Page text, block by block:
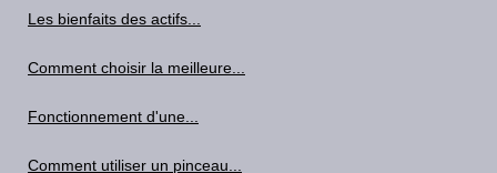
Les bienfaits des actifs...
Comment choisir la meilleure...
Fonctionnement d'une...
Comment utiliser un pinceau...